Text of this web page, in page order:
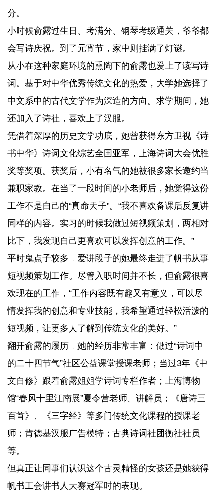
分。
小时候俞露过生日、考满分、钢琴考级通关，爷爷都
会写诗庆祝。到了元宵节，家中则挂满了灯谜。
从小在这种家庭环境的熏陶下的俞露也爱上了读写诗
词。基于对中华优秀传统文化的热爱，大学她选择了
中文系中的古代文学作为深造的方向。求学期间，她
还加入了诗社，喜欢上了汉服。
凭借着深厚的历史文学功底，她曾获得东方卫视《诗
书中华》诗词文化综艺全国亚军，上海诗词大会优胜
奖等奖项。获奖后，小有名气的她被很多家长邀约当
兼职家教。在当了一段时间的小老师后，她觉得这份
工作不是自己的“真命天子”。“我不喜欢备课后反复讲
同样的内容。实习的时候我做过短视频策划，两相对
比下，我发现自己更喜欢可以发挥创意的工作。”
平时鬼点子较多，爱讲段子的她最终走进了帆书从事
短视频策划工作。尽管入职时间并不长，但俞露很喜
欢现在的工作，“工作内容既有趣又有意义，可以尽
情发挥我的创意和专业技能，我希望通过轻松活泼的
短视频，让更多人了解到传统文化的美好。”
翻开俞露的履历，她的经历非常丰富：做过“诗词中
的二十四节气”社区公益课堂授课老师；当过3年《中
文自修》跟着俞露姐姐学诗词专栏作者；上海博物
馆“春风十里江南展”夏令营老师、讲解员；《唐诗三
百首》、《三字经》等多门传统文化课程的授课老
师；肯德基汉服广告模特；古典诗词社团衡社社员
等。
但真正让同事们认识这个古灵精怪的女孩还是她获得
帆书工会讲书人大赛冠军时的表现。